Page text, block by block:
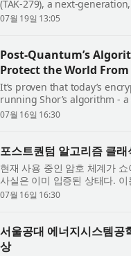
(TAK-279), a next-
with moderate-to-severe
07월 19일 13:05
Post-Quantum’s
Protect the World
It’s proven that today’s
running Shor’s algorithm -
cryptographically relevant
07월 16일 16:30
포스트퀀텀 알고리즘 클
현재 사용 중인 암호 체계가
사실은 이미 입증된 상태다.
능력을 갖춘 양자 컴퓨터가 등
07월 16일 16:30
서울공대 에너지시스템공
상